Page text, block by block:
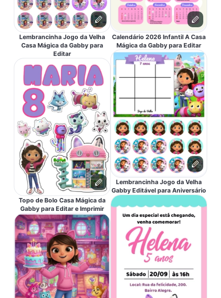
Lembrancinha Jogo da Velha
Casa Mágica da Gabby para
Editar
Topo de Bolo Casa Mágica da
Gabby para Editar e Imprimir
Calendário 2026 Infantil A Casa
Mágica da Gabby para Editar
Lembrancinha Jogo da Velha
Gabby Editável para Aniversário